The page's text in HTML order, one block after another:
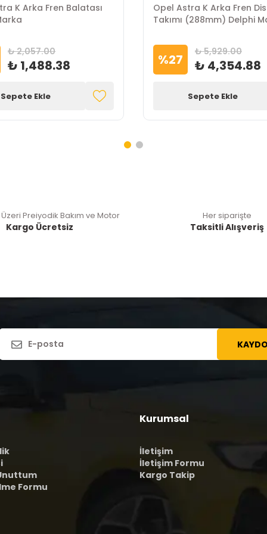
K Arka Fren Balatası
₺ 2,057.00
₺ 1,488.38
Sepete Ekle
Opel Astra K Arka Fren
Takımı (288mm) Delphi
%27 ₺ 5,929.00
₺ 4,354.88
Sepete Ekle
Üzeri Preiyodik Bakım ve Motor
Kargo Ücretsiz
Her siparişte
Taksitli Alışveriş
Formu
Kurumsal
İletişim
İletişim Formu
Kargo Takip